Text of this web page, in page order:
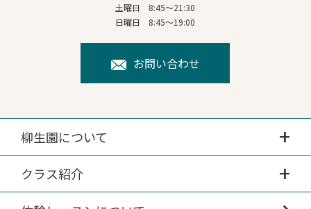
土曜日 8:45～21:30
日曜日 8:45～19:00
お問い合わせ
柳生園について
クラス紹介